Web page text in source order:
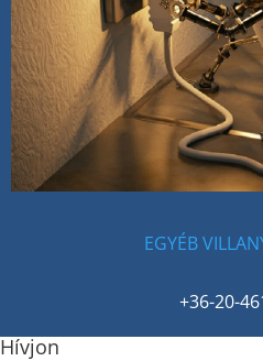
EGYÉB
+36-20-
Hívjon